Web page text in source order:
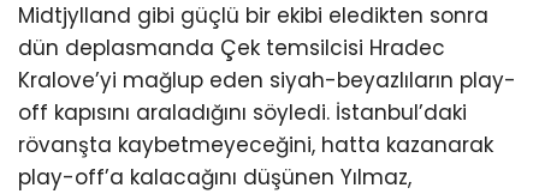
Midtjylland gibi güçlü bir ekibi eledikten sonra
dün deplasmanda Çek temsilcisi Hradec
Kralove’yi mağlup eden siyah-beyazlıların play-
off kapısını araladığını söyledi. İstanbul’daki
rövanşta kaybetmeyeceğini, hatta kazanarak
play-off’a kalacağını düşünen Yılmaz,